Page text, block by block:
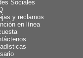
Sociales
y reclamos
en línea